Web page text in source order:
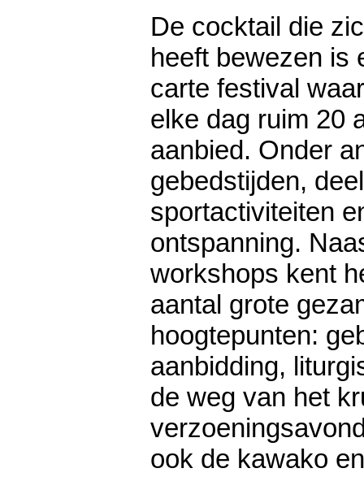
De cocktail die
heeft bewezen is
carte festival
elke dag ruim 20
aanbied. Onder
gebedstijden,
sportactiviteiten
ontspanning.
workshops kent
aantal grote
hoogtepunten:
aanbidding,
de weg van het
ook de kawako